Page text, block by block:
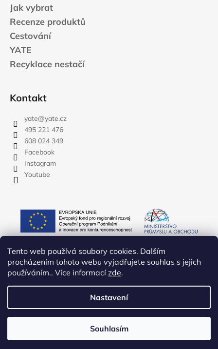
Tento web používá soubory cookies. Dalším
procházením tohoto webu vyjadřujete souhlas s jejich
používáním.. Více informacízde.
Nastavení
Souhlasím
Jak vybrat
Recenze produktů
Cestování
YATE
Recyklace nestačí
Kontakt
yate@yate.cz
495 221 476
608 024 349
Facebook
Instagram
Youtube
Copyright 2026YATE.CZ. Všechna práva vyhrazena.Upravit
nastavení cookies